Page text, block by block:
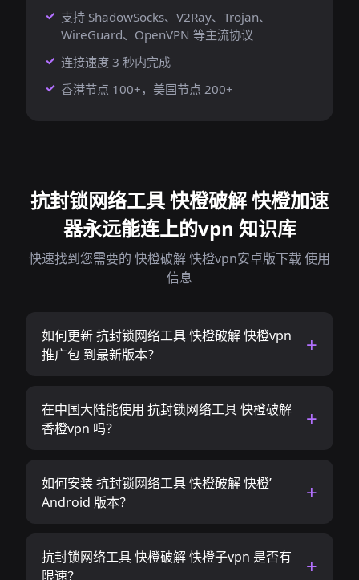
支持 ShadowSocks、V2Ray、Trojan、
WireGuard、OpenVPN 等主流协议
连接速度 3 秒内完成
香港节点 100+，美国节点 200+
抗封锁网络工具 快橙破解 快橙加速
器永远能连上的vpn 知识库
快速找到您需要的 快橙破解 快橙vpn安卓版下载 使用
信息
如何更新 抗封锁网络工具 快橙破解 快橙vpn
推广包 到最新版本？
在中国大陆能使用 抗封锁网络工具 快橙破解
香橙vpn 吗？
如何安装 抗封锁网络工具 快橙破解 快橙’
Android 版本？
抗封锁网络工具 快橙破解 快橙子vpn 是否有
限速？